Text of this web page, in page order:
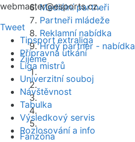
Mediální partneři
Partneři mládeže
Reklamní nabídka
Hrdý partner - nabídka
Žijeme
Fanzóna
webmaster@esports.cz.
Tweet
Tipsport extraliga
Přípravná utkání
Liga mistrů
Univerzitní souboj
Návštěvnost
Tabulka
Výsledkový servis
Rozlosování a info